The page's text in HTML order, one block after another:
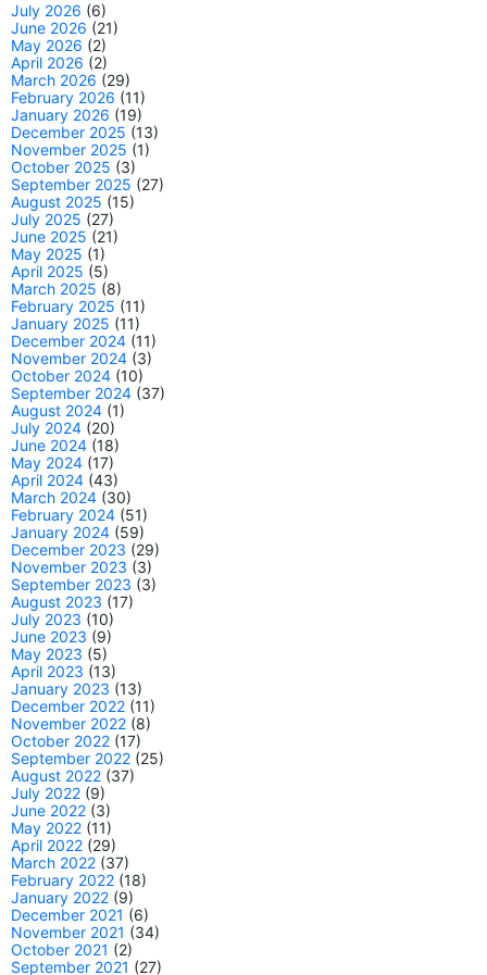
July 2026 (6)
June 2026 (21)
May 2026 (2)
April 2026 (2)
March 2026 (29)
February 2026 (11)
January 2026 (19)
December 2025 (13)
November 2025 (1)
October 2025 (3)
September 2025 (27)
August 2025 (15)
July 2025 (27)
June 2025 (21)
May 2025 (1)
April 2025 (5)
March 2025 (8)
February 2025 (11)
January 2025 (11)
December 2024 (11)
November 2024 (3)
October 2024 (10)
September 2024 (37)
August 2024 (1)
July 2024 (20)
June 2024 (18)
May 2024 (17)
April 2024 (43)
March 2024 (30)
February 2024 (51)
January 2024 (59)
December 2023 (29)
November 2023 (3)
September 2023 (3)
August 2023 (17)
July 2023 (10)
June 2023 (9)
May 2023 (5)
April 2023 (13)
January 2023 (13)
December 2022 (11)
November 2022 (8)
October 2022 (17)
September 2022 (25)
August 2022 (37)
July 2022 (9)
June 2022 (3)
May 2022 (11)
April 2022 (29)
March 2022 (37)
February 2022 (18)
January 2022 (9)
December 2021 (6)
November 2021 (34)
October 2021 (2)
September 2021 (27)